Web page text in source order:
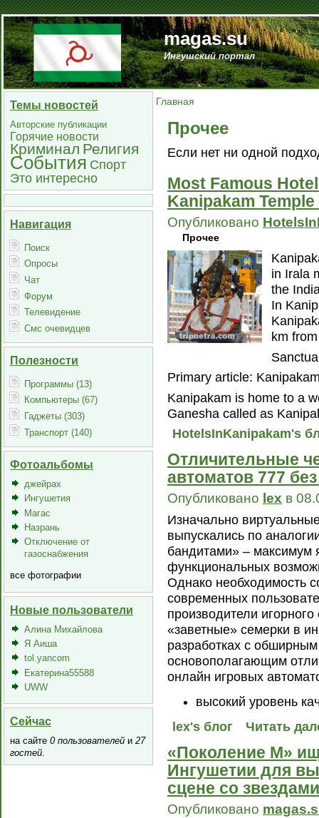
magas.su
Ингушский портал
Темы новостей
Авторские публикации
Горячие новости
Криминал Религия
События Спорт
Это интересно
Навигация
Поиск
Опросы
Чат
Форум
Телевидение
Смс очевидцев
Полезности
Программы (13)
Компьютеры (67)
Гаджеты (303)
Транспорт (140)
Фотоальбомы
джейрах
Ингушетия
Магас
Назрань
Отключение от
газоснабжения
все фотографии
Новые пользователи
Алина Михайлова
Я Аиша
tol.yancom
Екатерина55588
UWW
Сейчас
на сайте 0 пользователей и 27
гостей.
Главная
Прочее
Если нет ни одной
Most Famous
Kanipakam
Опубликовано
Прочее
in Irala
the
In
km
Primary article:
Kanipakam is home to a
Ganesha called as
HotelsInKanipakam's
Отличительные
автоматов 777
Опубликовано lex в
Изначально
выпускались по
бандитами» –
функциональных
Однако необходимость
современных
производители
«заветные» семерки в
разработках с
основополагающим
онлайн игровых
высокий уровень
lex's блог
Читать
«Поколение М»
Ингушетии для
сцене со звездами
Опубликовано